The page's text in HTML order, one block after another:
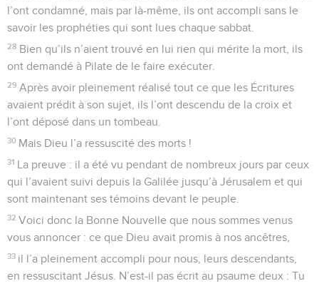
l’ont condamné, mais par là-même, ils ont accompli sans le
savoir les prophéties qui sont lues chaque sabbat.
28 Bien qu’ils n’aient trouvé en lui rien qui mérite la mort, ils
ont demandé à Pilate de le faire exécuter.
29 Après avoir pleinement réalisé tout ce que les Écritures
avaient prédit à son sujet, ils l’ont descendu de la croix et
l’ont déposé dans un tombeau.
30 Mais Dieu l’a ressuscité des morts !
31 La preuve : il a été vu pendant de nombreux jours par ceux
qui l’avaient suivi depuis la Galilée jusqu’à Jérusalem et qui
sont maintenant ses témoins devant le peuple.
32 Voici donc la Bonne Nouvelle que nous sommes venus
vous annoncer : ce que Dieu avait promis à nos ancêtres,
33 il l’a pleinement accompli pour nous, leurs descendants,
en ressuscitant Jésus. N’est-il pas écrit au psaume deux : Tu